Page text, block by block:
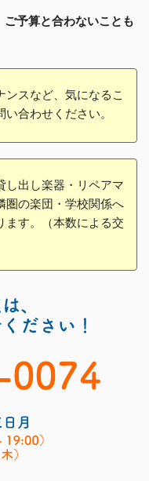
予算と合わないことも
スなど、気になるこ
合わせください。
し出し楽器・リペアマ
圏の楽団・学校関係へ
ます。（本数による交